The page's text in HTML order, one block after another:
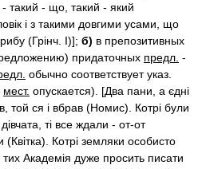
такий - що, такий - який
і з такими довгими усами, що
(Грінч. I)]; б) в препозитивных
придаточных предл. -
обычно соответствует указ.
мест. опускается). [Два пани, а єдні
той ся і вбрав (Номис). Котрі були
ті все ждали - от-от
(Квітка). Котрі земляки особисто
Академія дуже просить писати